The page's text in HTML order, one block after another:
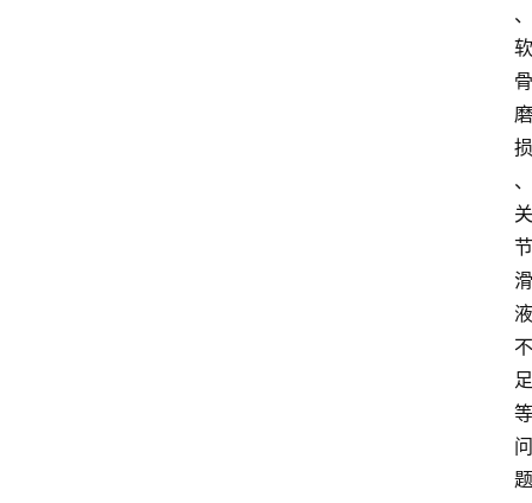
、
软
骨
磨
损
、
关
节
滑
液
不
足
等
问
题